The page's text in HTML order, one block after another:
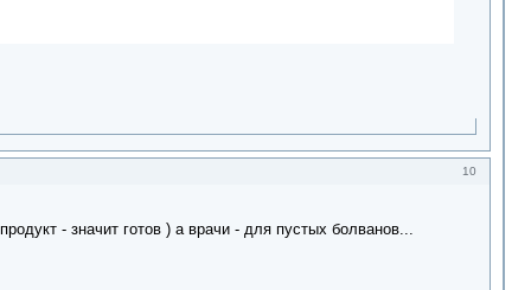
10
- значит готов ) а врачи - для пустых болванов...